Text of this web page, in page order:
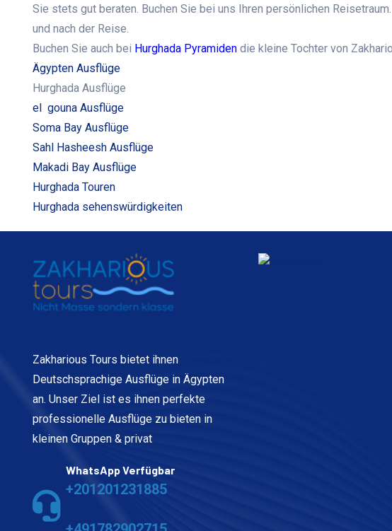
Sie stets gut beraten. Buchen Sie bei uns Ihren persönlichen
und nach der Reise.
Buchen Sie auch bei Hurghada Pyramidendie kleine Tochter von
Ägypten Ausflüge
Hurghada Ausflüge
el gouna Ausflüge
Soma Bay Ausflüge
Sahl Hasheesh Ausflüge
Makadi Bay Ausflüge
Hurghada Touren
Hurghada sehenswürdigkeiten
Zakharious Tours bietet ihnen
Deutschsprachige Ausflüge in Ägypten
an. Unser Ziel ist es ihnen perfekte
professionelle Ausflüge zu bieten in
kleinen Gruppen & privat
WhatsApp Verfügbar
+201201231885